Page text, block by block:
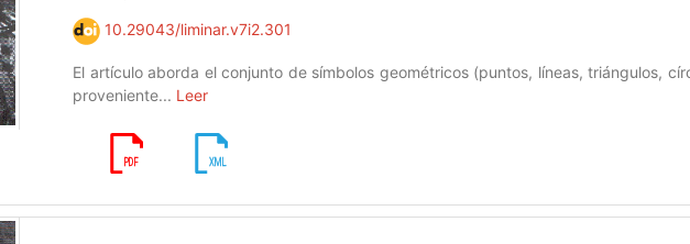
10.29043/liminar.v7i2.301
El artículo aborda el conjunto de símbolos geométricos (puntos, líneas, triángulos,
proveniente... Leer